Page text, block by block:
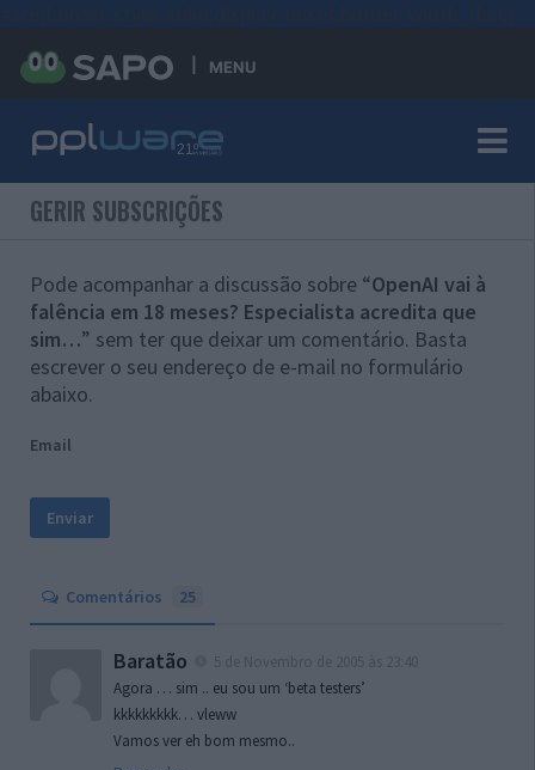
MENU
GERIR SUBSCRIÇÕES
Pode acompanhar a discussão sobre “OpenAI vai à
falência em 18 meses? Especialista acredita que
sim…” sem ter que deixar um comentário. Basta
escrever o seu endereço de e-mail no formulário
abaixo.
Email
Comentários 25
Baratão
Agora … sim .. eu sou um ‘beta testers’
kkkkkkkkk… vleww
Vamos ver eh bom mesmo..